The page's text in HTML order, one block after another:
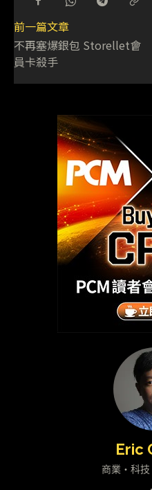
前一篇文章
不再塞爆銀包 Storellet會
員卡殺手
Eric
商業・科